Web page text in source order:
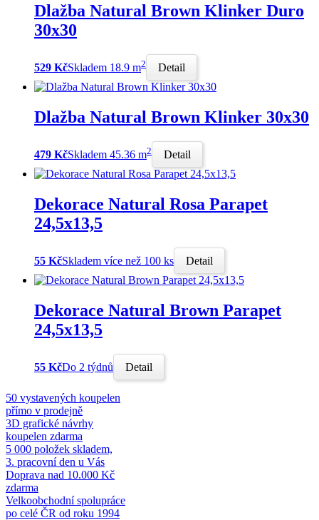
Dlažba Natural Brown Klinker Duro
30x30
529 KčSkladem 18.9 m2 Detail
Dlažba Natural Brown Klinker 30x30
479 KčSkladem 45.36 m2 Detail
Dekorace Natural Rosa Parapet
24,5x13,5
55 KčSkladem více než 100 ks Detail
Dekorace Natural Brown Parapet
24,5x13,5
55 KčDo 2 týdnů Detail
50 vystavených koupelen
přímo v prodejně
3D grafické návrhy
koupelen zdarma
5 000 položek skladem,
3. pracovní den u Vás
Doprava nad 10.000 Kč
zdarma
Velkoobchodní spolupráce
po celé ČR od roku 1994